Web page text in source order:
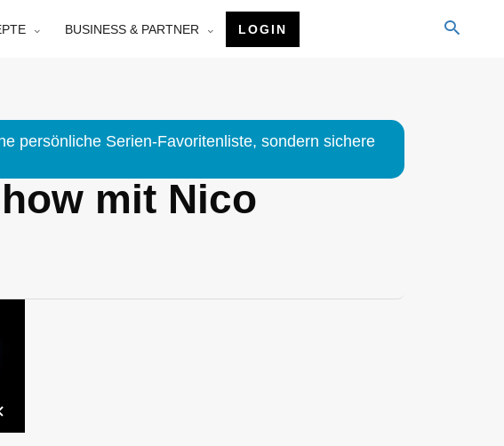
BUSINESS & PARTNER LOGIN
persönliche Serien-Favoritenliste, sondern sichere
mit Nico